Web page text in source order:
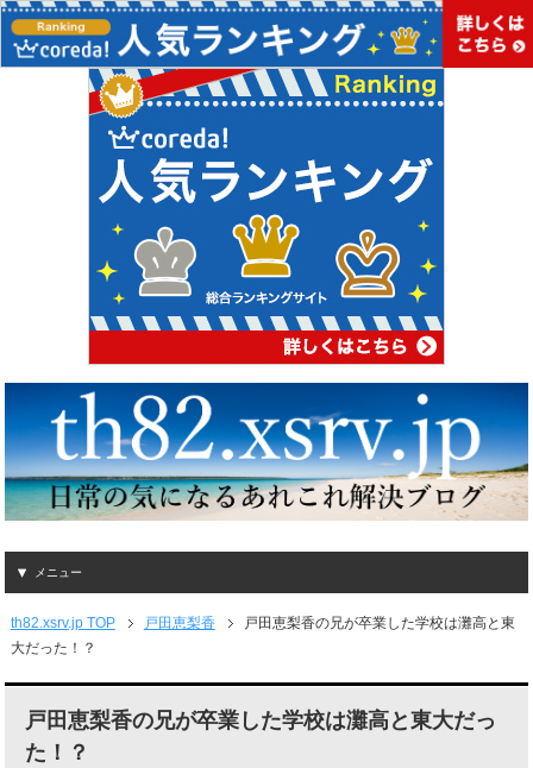
メニュー
th82.xsrv.jp TOP 戸田恵梨香
戸田恵梨香の兄が卒業した学校は灘高と東
大だった！？
戸田恵梨香の兄が卒業した学校は灘高と東大だっ
た！？